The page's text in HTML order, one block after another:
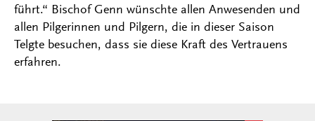
führt.“ Bischof Genn wünschte allen Anwesenden und
allen Pilgerinnen und Pilgern, die in dieser Saison
Telgte besuchen, dass sie diese Kraft des Vertrauens
erfahren.